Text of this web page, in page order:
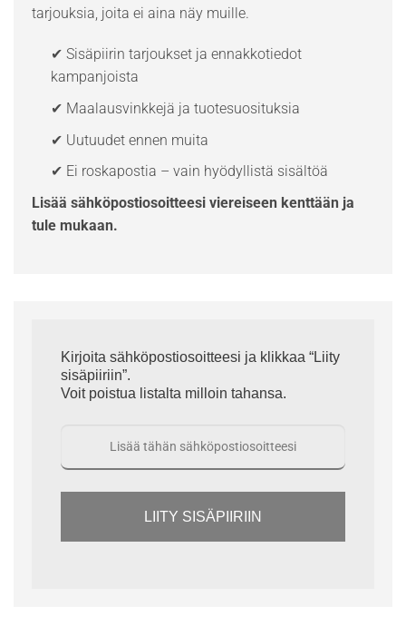
tarjouksia, joita ei aina näy muille.
✔ Sisäpiirin tarjoukset ja ennakkotiedot
kampanjoista
✔ Maalausvinkkejä ja tuotesuosituksia
✔ Uutuudet ennen muita
✔ Ei roskapostia – vain hyödyllistä sisältöä
Lisää sähköpostiosoitteesi viereiseen kenttään ja
tule mukaan.
Kirjoita sähköpostiosoitteesi ja klikkaa “Liity
sisäpiiriin”.
Voit poistua listalta milloin tahansa.
LIITY SISÄPIIRIIN